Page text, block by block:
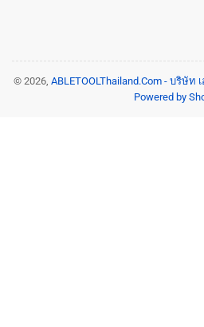
© 2026, ABLETOOLThailand.Com - บริษั
Powered by